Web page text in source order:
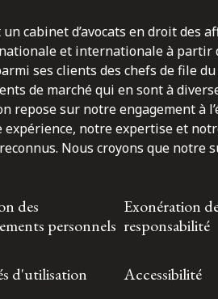
cabinet d’avocats en droit des
nationale et internationale à partir
ses clients des chefs de file
de marché qui en sont à
repose sur notre engagement à
expérience, notre expertise et
Nous croyons que notre
des
personnels
Exonération
responsabilité
d'utilisation Accessibilité